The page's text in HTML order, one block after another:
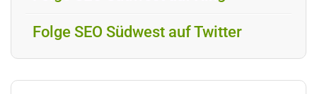
Folge SEO Südwest auf Twitter